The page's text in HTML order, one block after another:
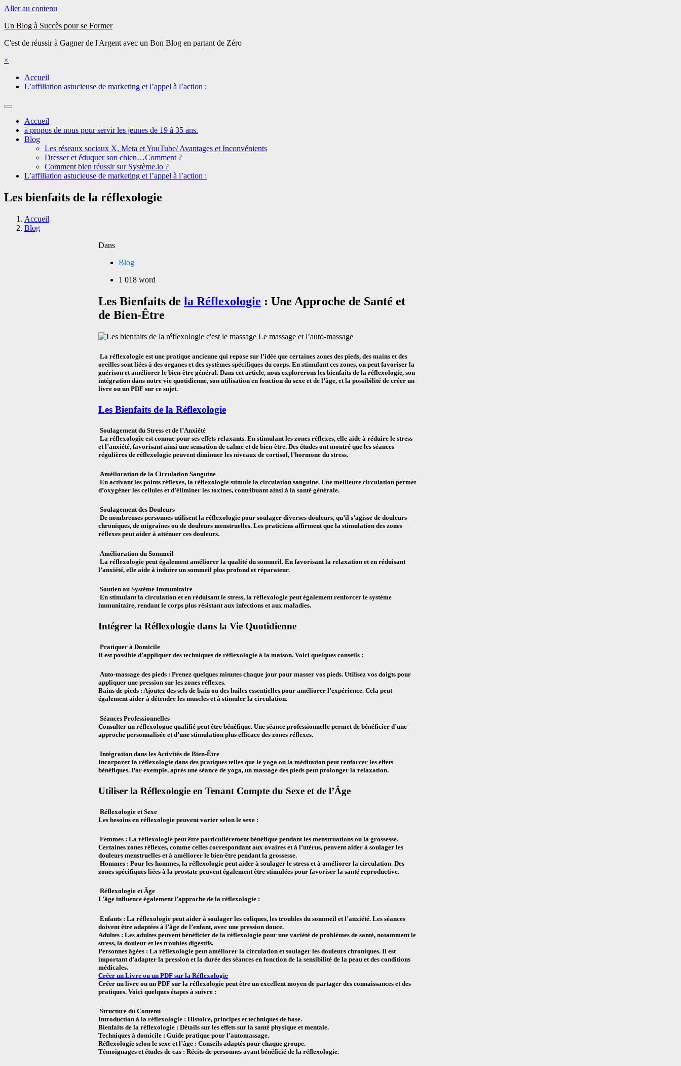
Aller au contenu
Un Blog à Succès pour se Former
C'est de réussir à Gagner de l'Argent avec un Bon Blog en partant de Zéro
×
Accueil
L’affiliation astucieuse de marketing et l’appel à l’action :
Accueil
à propos de nous pour servir les jeunes de 19 à 35 ans.
Blog
Les réseaux sociaux X, Meta et YouTube/ Avantages et Inconvénients
Dresser et éduquer son chien…Comment ?
Comment bien réussir sur Système.io ?
L’affiliation astucieuse de marketing et l’appel à l’action :
Les bienfaits de la réflexologie
Accueil
Blog
Dans
Blog
1 018 word
Les Bienfaits de la Réflexologie : Une Approche de Santé et
de Bien-Être
Le massage et l’auto-massage
La réflexologie est une pratique ancienne qui repose sur l’idée que certaines zones des pieds, des mains et des
oreilles sont liées à des organes et des systèmes spécifiques du corps. En stimulant ces zones, on peut favoriser la
guérison et améliorer le bien-être général. Dans cet article, nous explorerons les bienfaits de la réflexologie, son
intégration dans notre vie quotidienne, son utilisation en fonction du sexe et de l’âge, et la possibilité de créer un
livre ou un PDF sur ce sujet.
Les Bienfaits de la Réflexologie
Soulagement du Stress et de l’Anxiété
La réflexologie est connue pour ses effets relaxants. En stimulant les zones réflexes, elle aide à réduire le stress
et l’anxiété, favorisant ainsi une sensation de calme et de bien-être. Des études ont montré que les séances
régulières de réflexologie peuvent diminuer les niveaux de cortisol, l’hormone du stress.
Amélioration de la Circulation Sanguine
En activant les points réflexes, la réflexologie stimule la circulation sanguine. Une meilleure circulation permet
d’oxygéner les cellules et d’éliminer les toxines, contribuant ainsi à la santé générale.
Soulagement des Douleurs
De nombreuses personnes utilisent la réflexologie pour soulager diverses douleurs, qu’il s’agisse de douleurs
chroniques, de migraines ou de douleurs menstruelles. Les praticiens affirment que la stimulation des zones
réflexes peut aider à atténuer ces douleurs.
Amélioration du Sommeil
La réflexologie peut également améliorer la qualité du sommeil. En favorisant la relaxation et en réduisant
l’anxiété, elle aide à induire un sommeil plus profond et réparateur.
Soutien au Système Immunitaire
En stimulant la circulation et en réduisant le stress, la réflexologie peut également renforcer le système
immunitaire, rendant le corps plus résistant aux infections et aux maladies.
Intégrer la Réflexologie dans la Vie Quotidienne
Pratiquer à Domicile
Il est possible d’appliquer des techniques de réflexologie à la maison. Voici quelques conseils :
Auto-massage des pieds : Prenez quelques minutes chaque jour pour masser vos pieds. Utilisez vos doigts pour
appliquer une pression sur les zones réflexes.
Bains de pieds : Ajoutez des sels de bain ou des huiles essentielles pour améliorer l’expérience. Cela peut
également aider à détendre les muscles et à stimuler la circulation.
Séances Professionnelles
Consulter un réflexologue qualifié peut être bénéfique. Une séance professionnelle permet de bénéficier d’une
approche personnalisée et d’une stimulation plus efficace des zones réflexes.
Intégration dans les Activités de Bien-Être
Incorporer la réflexologie dans des pratiques telles que le yoga ou la méditation peut renforcer les effets
bénéfiques. Par exemple, après une séance de yoga, un massage des pieds peut prolonger la relaxation.
Utiliser la Réflexologie en Tenant Compte du Sexe et de l’Âge
Réflexologie et Sexe
Les besoins en réflexologie peuvent varier selon le sexe :
Femmes : La réflexologie peut être particulièrement bénéfique pendant les menstruations ou la grossesse.
Certaines zones réflexes, comme celles correspondant aux ovaires et à l’utérus, peuvent aider à soulager les
douleurs menstruelles et à améliorer le bien-être pendant la grossesse.
Hommes : Pour les hommes, la réflexologie peut aider à soulager le stress et à améliorer la circulation. Des
zones spécifiques liées à la prostate peuvent également être stimulées pour favoriser la santé reproductive.
Réflexologie et Âge
L’âge influence également l’approche de la réflexologie :
Enfants : La réflexologie peut aider à soulager les coliques, les troubles du sommeil et l’anxiété. Les séances
doivent être adaptées à l’âge de l’enfant, avec une pression douce.
Adultes : Les adultes peuvent bénéficier de la réflexologie pour une variété de problèmes de santé, notamment le
stress, la douleur et les troubles digestifs.
Personnes âgées : La réflexologie peut améliorer la circulation et soulager les douleurs chroniques. Il est
important d’adapter la pression et la durée des séances en fonction de la sensibilité de la peau et des conditions
médicales.
Créer un Livre ou un PDF sur la Réflexologie
Créer un livre ou un PDF sur la réflexologie peut être un excellent moyen de partager des connaissances et des
pratiques. Voici quelques étapes à suivre :
Structure du Contenu
Introduction à la réflexologie : Histoire, principes et techniques de base.
Bienfaits de la réflexologie : Détails sur les effets sur la santé physique et mentale.
Techniques à domicile : Guide pratique pour l’automassage.
Réflexologie selon le sexe et l’âge : Conseils adaptés pour chaque groupe.
Témoignages et études de cas : Récits de personnes ayant bénéficié de la réflexologie.